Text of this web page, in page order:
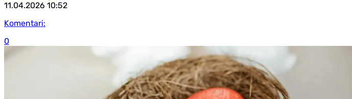
11.04.2026 10:52
Komentari:
0